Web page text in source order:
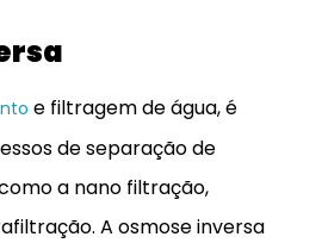
e filtragem de água, é
de separação de
a nano filtração,
A osmose inversa